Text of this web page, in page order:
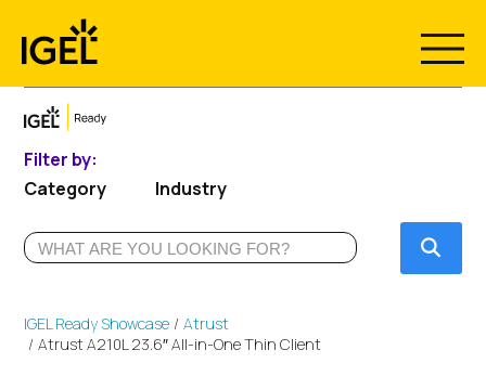
content
Filter by:
Category
Industry
IGEL Ready Showcase
Atrust
Atrust A210L 23.6″ All-in-One Thin Client